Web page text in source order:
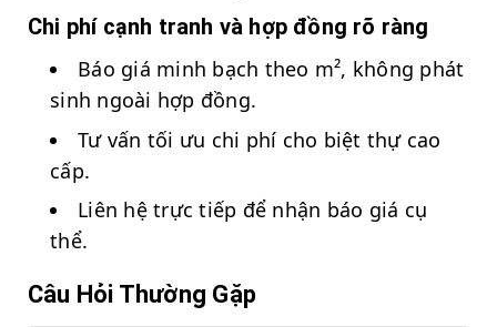
Chi phí cạnh tranh và hợp đồng rõ ràng
Báo giá minh bạch theo m², không phát
sinh ngoài hợp đồng.
Tư vấn tối ưu chi phí cho biệt thự cao
cấp.
Liên hệ trực tiếp để nhận báo giá cụ
thể.
Câu Hỏi Thường Gặp